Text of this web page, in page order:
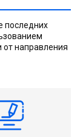
последних
от направления